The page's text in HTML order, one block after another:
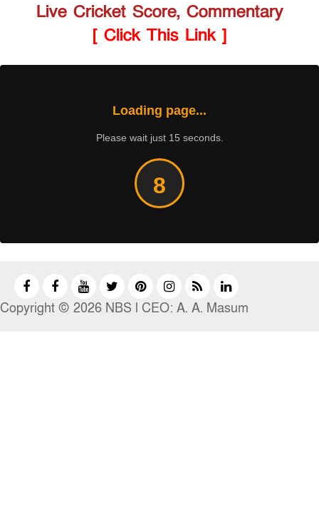
Live Cricket Score, Commentary
[ Click This Link ]
Loading page...
Please wait just 15 seconds.
8
Copyright © 2026 NBS l CEO: A. A. Masum